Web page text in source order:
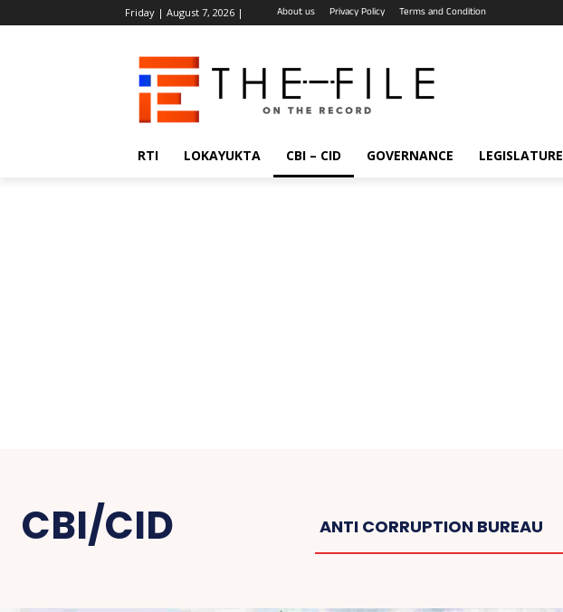
Friday | August 7, 2026 | About us Privacy Policy Terms and Condition
RTI LOKAYUKTA CBI – CID GOVERNANCE LEGISLATURE
CBI/CID ANTI CORRUPTION BUREAU